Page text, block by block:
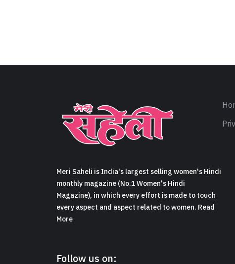
Meri Saheli is India's largest selling women's Hindi
monthly magazine (No.1 Women's Hindi
Magazine), in which every effort is made to touch
every aspect and aspect related to women. Read
More
Follow us on: